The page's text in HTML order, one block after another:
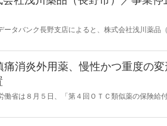
ータバンク長野支店によると、株式会社浅川薬品
入った。
痛消炎外用薬、慢性かつ重度の
働省は８月５日、「第４回ＯＴＣ類似薬の保険給
まとめ（案）」を提示し了承した。今後、社会